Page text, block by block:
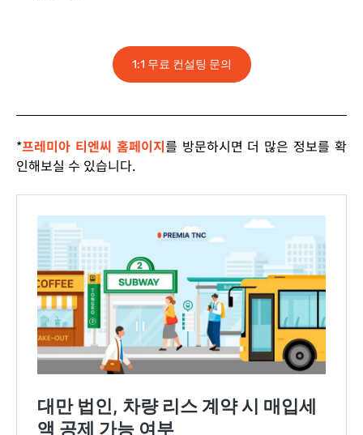
1:1 무료 컨설팅 문의
*프레미아 티엔씨 홈페이지를 방문하시면 더 많은 정보를 확
인해보실 수 있습니다.